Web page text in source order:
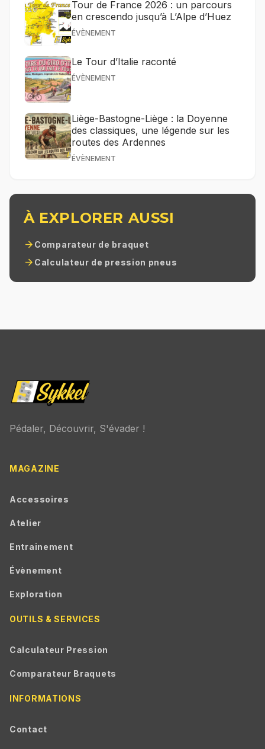
Tour de France 2026 : un parcours
en crescendo jusqu’à L’Alpe d’Huez
ÉVÈNEMENT
Le Tour d’Italie raconté
ÉVÈNEMENT
Liège-Bastogne-Liège : la Doyenne
des classiques, une légende sur les
routes des Ardennes
ÉVÈNEMENT
À EXPLORER AUSSI
arrow_forward Comparateur de braquet
arrow_forward Calculateur de pression pneus
Pédaler, Découvrir, S'évader !
MAGAZINE
Accessoires
Atelier
Entrainement
Évènement
Exploration
OUTILS & SERVICES
Calculateur Pression
Comparateur Braquets
INFORMATIONS
Contact